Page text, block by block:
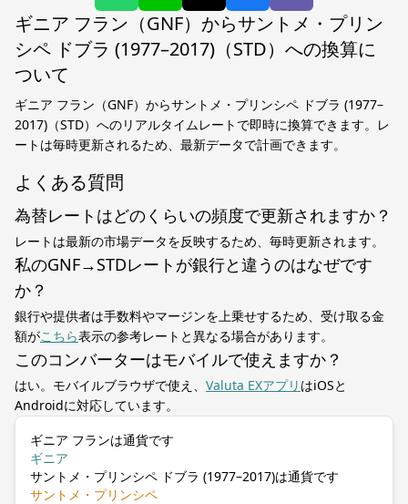
ギニア フラン（GNF）からサントメ・プリン
シペ ドブラ (1977–2017)（STD）への換算に
ついて
ギニア フラン（GNF）からサントメ・プリンシペ ドブラ (1977–
2017)（STD）へのリアルタイムレートで即時に換算できます。レ
ートは毎時更新されるため、最新データで計画できます。
よくある質問
為替レートはどのくらいの頻度で更新されますか？
レートは最新の市場データを反映するため、毎時更新されます。
私のGNF→STDレートが銀行と違うのはなぜです
か？
銀行や提供者は手数料やマージンを上乗せするため、受け取る金
額がこちら表示の参考レートと異なる場合があります。
このコンバーターはモバイルで使えますか？
はい。モバイルブラウザで使え、 Valuta EXアプリ はiOSと
Androidに対応しています。
ギニア フランは通貨です
ギニア
サントメ・プリンシペ ドブラ (1977–2017)は通貨です
サントメ・プリンシペ